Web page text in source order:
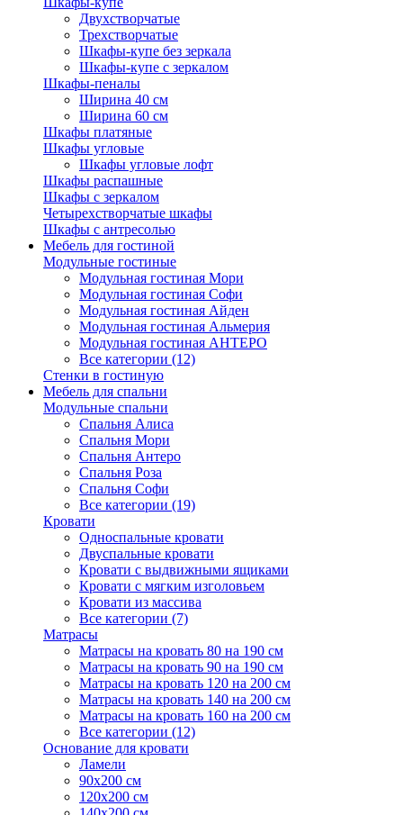
Двухстворчатые
Трехстворчатые
Шкафы-купе без зеркала
Шкафы-купе с зеркалом
Шкафы-пеналы
Ширина 40 см
Ширина 60 см
Шкафы платяные
Шкафы угловые
Шкафы угловые лофт
Шкафы распашные
Шкафы с зеркалом
Четырехстворчатые шкафы
Шкафы с антресолью
Мебель для гостиной
Модульные гостиные
Модульная гостиная Мори
Модульная гостиная Софи
Модульная гостиная Айден
Модульная гостиная Альмерия
Модульная гостиная АНТЕРО
Все категории (12)
Стенки в гостиную
Мебель для спальни
Модульные спальни
Спальня Алиса
Спальня Мори
Спальня Антеро
Спальня Роза
Спальня Софи
Все категории (19)
Кровати
Односпальные кровати
Двуспальные кровати
Кровати с выдвижными ящиками
Кровати с мягким изголовьем
Кровати из массива
Все категории (7)
Матрасы
Матрасы на кровать 80 на 190 см
Матрасы на кровать 90 на 190 см
Матрасы на кровать 120 на 200 см
Матрасы на кровать 140 на 200 см
Матрасы на кровать 160 на 200 см
Все категории (12)
Основание для кровати
Ламели
90х200 см
120х200 см